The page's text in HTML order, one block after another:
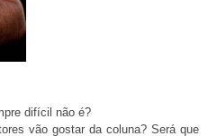
difícil não é?
vão gostar da coluna? Será que